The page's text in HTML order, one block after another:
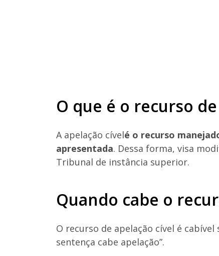
O que é o recurso
A apelação cívelé o recurso
apresentada. Dessa forma, visa
Tribunal de instância superior.
Quando cabe o
O recurso de apelação cível é
sentença cabe apelação”.